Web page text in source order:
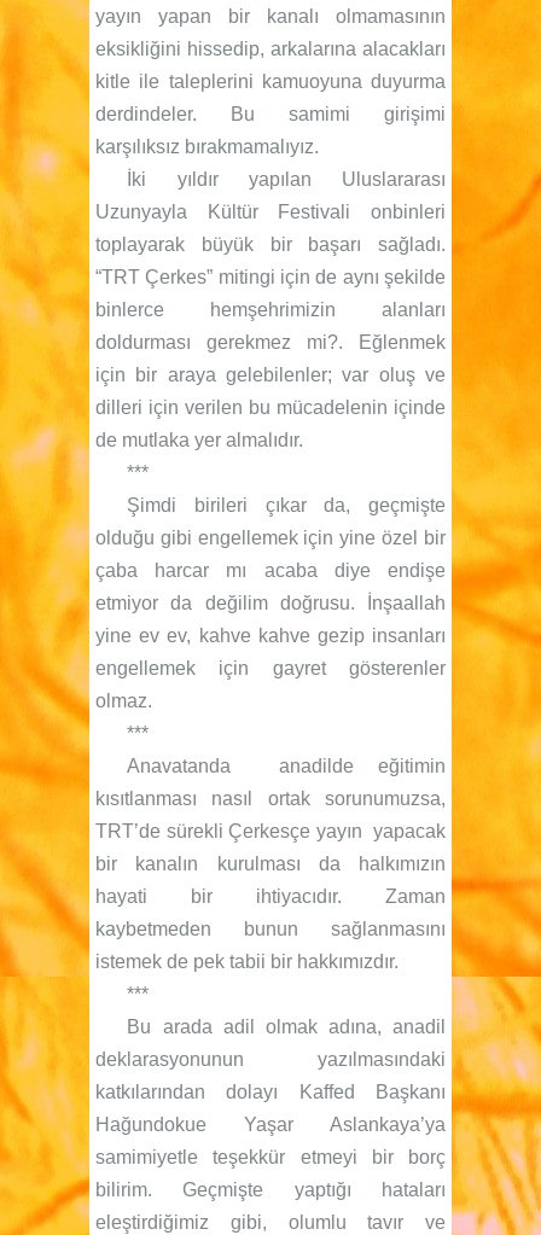
yayın yapan bir kanalı olmamasının
eksikliğini hissedip, arkalarına alacakları
kitle ile taleplerini kamuoyuna duyurma
derdindeler. Bu samimi girişimi
karşılıksız bırakmamalıyız.
İki yıldır yapılan Uluslararası
Uzunyayla Kültür Festivali onbinleri
toplayarak büyük bir başarı sağladı.
“TRT Çerkes” mitingi için de aynı şekilde
binlerce hemşehrimizin alanları
doldurması gerekmez mi?. Eğlenmek
için bir araya gelebilenler; var oluş ve
dilleri için verilen bu mücadelenin içinde
de mutlaka yer almalıdır.
***
Şimdi birileri çıkar da, geçmişte
olduğu gibi engellemek için yine özel bir
çaba harcar mı acaba diye endişe
etmiyor da değilim doğrusu. İnşaallah
yine ev ev, kahve kahve gezip insanları
engellemek için gayret gösterenler
olmaz.
***
Anavatanda anadilde eğitimin
kısıtlanması nasıl ortak sorunumuzsa,
TRT’de sürekli Çerkesçe yayın yapacak
bir kanalın kurulması da halkımızın
hayati bir ihtiyacıdır. Zaman
kaybetmeden bunun sağlanmasını
istemek de pek tabii bir hakkımızdır.
***
Bu arada adil olmak adına, anadil
deklarasyonunun yazılmasındaki
katkılarından dolayı Kaffed Başkanı
Hağundokue Yaşar Aslankaya’ya
samimiyetle teşekkür etmeyi bir borç
bilirim. Geçmişte yaptığı hataları
eleştirdiğimiz gibi, olumlu tavır ve